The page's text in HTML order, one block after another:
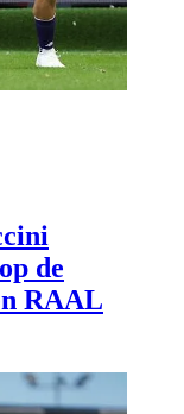
de
RAAL